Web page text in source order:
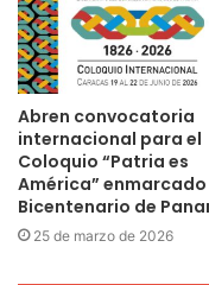
Abren convocatoria
internacional para el
Coloquio “Patria es
América” enmarcado
Bicentenario de
25 de marzo de 2026